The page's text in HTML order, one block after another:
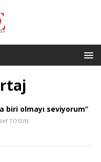
biri olmayı seviyorum”
TOSUN